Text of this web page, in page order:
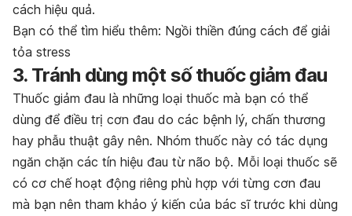
cách hiệu quả.
Bạn có thể tìm hiểu thêm: Ngồi thiền đúng cách để giải
tỏa stress
3. Tránh dùng một số thuốc giảm đau
Thuốc giảm đau là những loại thuốc mà bạn có thể
dùng để điều trị cơn đau do các bệnh lý, chấn thương
hay phẫu thuật gây nên. Nhóm thuốc này có tác dụng
ngăn chặn các tín hiệu đau từ não bộ. Mỗi loại thuốc sẽ
có cơ chế hoạt động riêng phù hợp với từng cơn đau
mà bạn nên tham khảo ý kiến của bác sĩ trước khi dùng